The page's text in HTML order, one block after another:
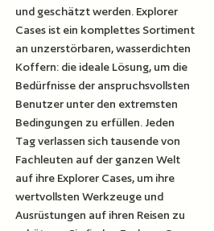
und geschätzt werden. Explorer
Cases ist ein komplettes Sortiment
an unzerstörbaren, wasserdichten
Koffern: die ideale Lösung, um die
Bedürfnisse der anspruchsvollsten
Benutzer unter den extremsten
Bedingungen zu erfüllen. Jeden
Tag verlassen sich tausende von
Fachleuten auf der ganzen Welt
auf ihre Explorer Cases, um ihre
wertvollsten Werkzeuge und
Ausrüstungen auf ihren Reisen zu